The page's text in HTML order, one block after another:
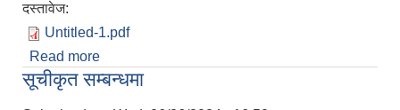
दस्तावेज:
Untitled-1.pdf
Read more
सूचीकृत सम्बन्धमा